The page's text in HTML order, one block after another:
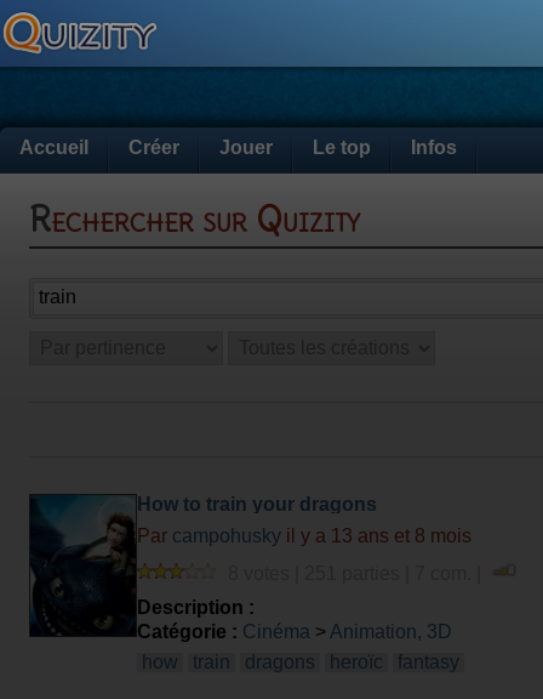
Accueil Créer Jouer Le top Infos
Rechercher sur Quizity
How to train your dragons
Par campohusky il y a 13 ans et 8 mois
Description :
Catégorie : Cinéma > Animation, 3D
how
train dragons heroïc fantasy